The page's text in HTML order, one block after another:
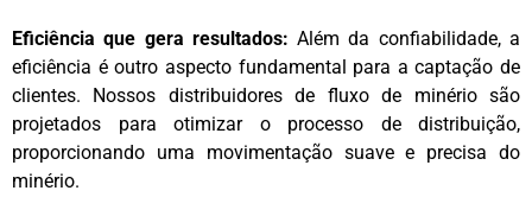
Eficiência que gera resultados: Além da confiabilidade, a
eficiência é outro aspecto fundamental para a captação de
clientes. Nossos distribuidores de fluxo de minério são
projetados para otimizar o processo de distribuição,
proporcionando uma movimentação suave e precisa do
minério.